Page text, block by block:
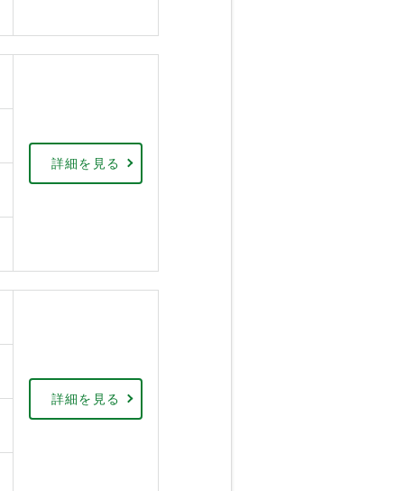
詳細を見る
詳細を見る